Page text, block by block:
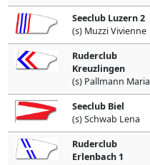
Seeclub Luzern 2
(s) Muzzi Vivienne
Ruderclub
Kreuzlingen
(s) Pallmann Maria
Seeclub Biel
(s) Schwab Lena
Ruderclub
Erlenbach 1